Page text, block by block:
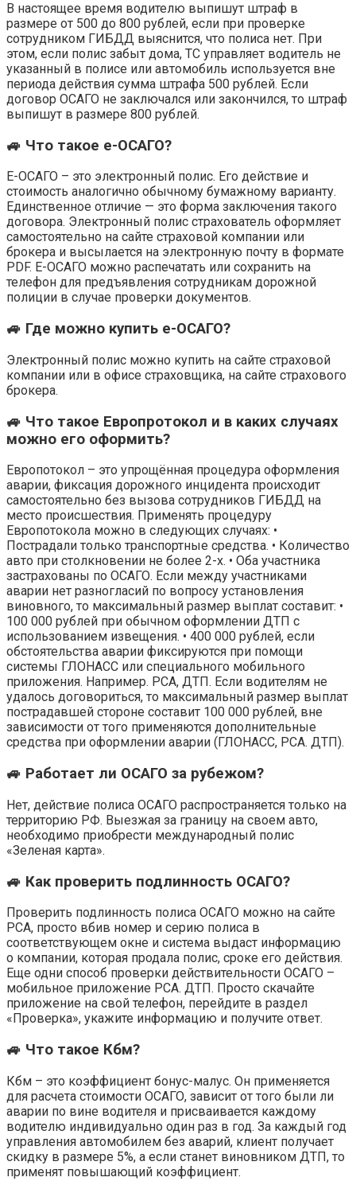
В настоящее время водителю выпишут штраф в
размере от 500 до 800 рублей, если при проверке
сотрудником ГИБДД выяснится, что полиса нет. При
этом, если полис забыт дома, ТС управляет водитель не
указанный в полисе или автомобиль используется вне
периода действия сумма штрафа 500 рублей. Если
договор ОСАГО не заключался или закончился, то штраф
выпишут в размере 800 рублей.
🚙 Что такое е-ОСАГО?
Е-ОСАГО – это электронный полис. Его действие и
стоимость аналогично обычному бумажному варианту.
Единственное отличие — это форма заключения такого
договора. Электронный полис страхователь оформляет
самостоятельно на сайте страховой компании или
брокера и высылается на электронную почту в формате
PDF. Е-ОСАГО можно распечатать или сохранить на
телефон для предъявления сотрудникам дорожной
полиции в случае проверки документов.
🚙 Где можно купить е-ОСАГО?
Электронный полис можно купить на сайте страховой
компании или в офисе страховщика, на сайте страхового
брокера.
🚙 Что такое Европротокол и в каких случаях
можно его оформить?
Европотокол – это упрощённая процедура оформления
аварии, фиксация дорожного инцидента происходит
самостоятельно без вызова сотрудников ГИБДД на
место происшествия. Применять процедуру
Европотокола можно в следующих случаях: •
Пострадали только транспортные средства. • Количество
авто при столкновении не более 2-х. • Оба участника
застрахованы по ОСАГО. Если между участниками
аварии нет разногласий по вопросу установления
виновного, то максимальный размер выплат составит: •
100 000 рублей при обычном оформлении ДТП с
использованием извещения. • 400 000 рублей, если
обстоятельства аварии фиксируются при помощи
системы ГЛОНАСС или специального мобильного
приложения. Например. РСА, ДТП. Если водителям не
удалось договориться, то максимальный размер выплат
пострадавшей стороне составит 100 000 рублей, вне
зависимости от того применяются дополнительные
средства при оформлении аварии (ГЛОНАСС, РСА. ДТП).
🚙 Работает ли ОСАГО за рубежом?
Нет, действие полиса ОСАГО распространяется только на
территорию РФ. Выезжая за границу на своем авто,
необходимо приобрести международный полис
«Зеленая карта».
🚙 Как проверить подлинность ОСАГО?
Проверить подлинность полиса ОСАГО можно на сайте
РСА, просто вбив номер и серию полиса в
соответствующем окне и система выдаст информацию
о компании, которая продала полис, сроке его действия.
Еще одни способ проверки действительности ОСАГО –
мобильное приложение РСА. ДТП. Просто скачайте
приложение на свой телефон, перейдите в раздел
«Проверка», укажите информацию и получите ответ.
🚙 Что такое Кбм?
Кбм – это коэффициент бонус-малус. Он применяется
для расчета стоимости ОСАГО, зависит от того были ли
аварии по вине водителя и присваивается каждому
водителю индивидуально один раз в год. За каждый год
управления автомобилем без аварий, клиент получает
скидку в размере 5%, а если станет виновником ДТП, то
применят повышающий коэффициент.